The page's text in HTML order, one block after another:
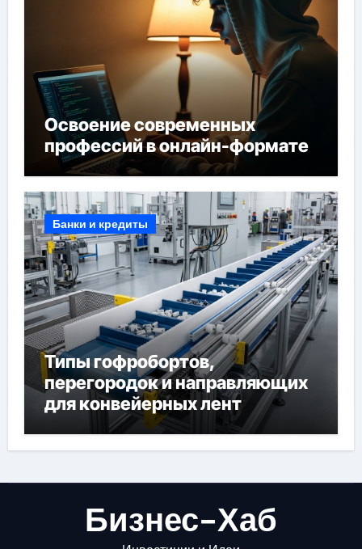
Освоение современных
профессий в онлайн-формате
Банки и кредиты
Типы гофробортов,
перегородок и направляющих
для конвейерных лент
Бизнес-Хаб